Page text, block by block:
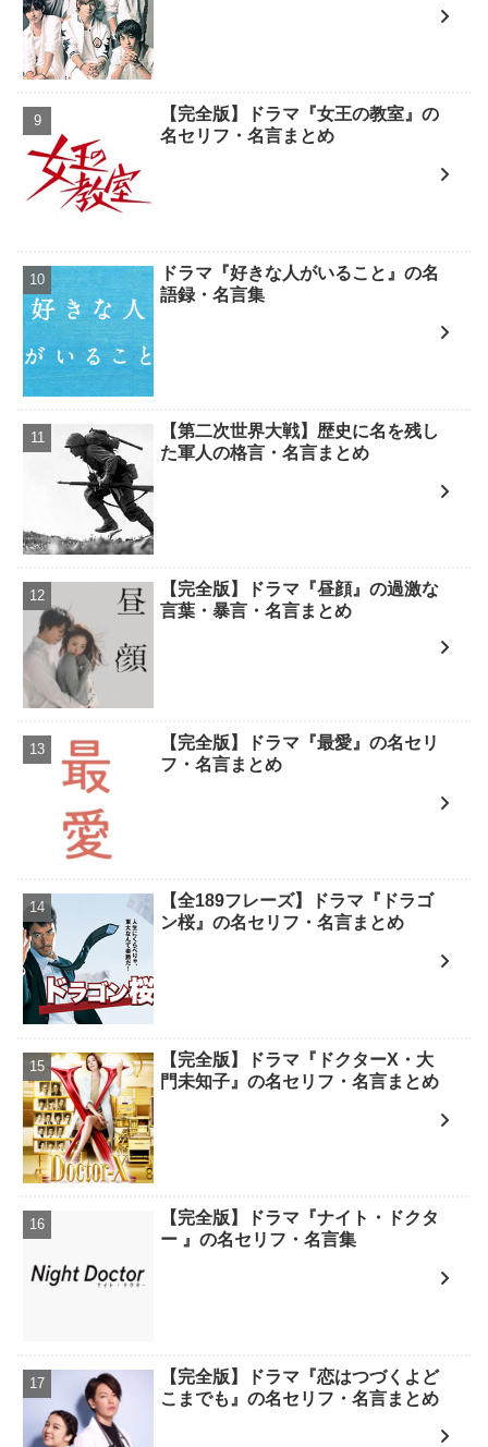
【完全版】ドラマ『女王の教室』の
名セリフ・名言まとめ
ドラマ『好きな人がいること』の名
語録・名言集
【第二次世界大戦】歴史に名を残し
た軍人の格言・名言まとめ
【完全版】ドラマ『昼顔』の過激な
言葉・暴言・名言まとめ
【完全版】ドラマ『最愛』の名セリ
フ・名言まとめ
【全189フレーズ】ドラマ『ドラゴ
ン桜』の名セリフ・名言まとめ
【完全版】ドラマ『ドクターX・大
門未知子』の名セリフ・名言まとめ
【完全版】ドラマ『ナイト・ドクタ
ー 』の名セリフ・名言集
【完全版】ドラマ『恋はつづくよど
こまでも』の名セリフ・名言まとめ